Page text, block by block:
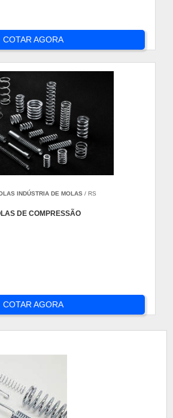
COTAR AGORA
INDÚSTRIA DE MOLAS/ RS
DE COMPRESSÃO
COTAR AGORA